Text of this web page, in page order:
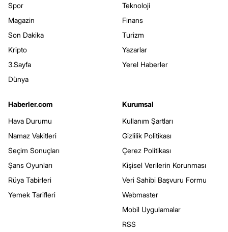
Spor
Magazin
Son Dakika
Kripto
3.Sayfa
Dünya
Teknoloji
Finans
Turizm
Yazarlar
Yerel Haberler
Haberler.com
Hava Durumu
Namaz Vakitleri
Seçim Sonuçları
Şans Oyunları
Rüya Tabirleri
Yemek Tarifleri
Kurumsal
Kullanım Şartları
Gizlilik Politikası
Çerez Politikası
Kişisel Verilerin Korunması
Veri Sahibi Başvuru Formu
Webmaster
Mobil Uygulamalar
RSS